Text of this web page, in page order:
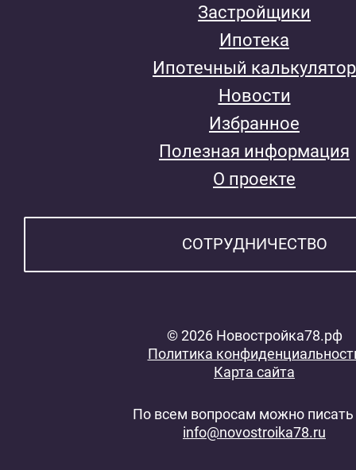
Застройщики
Ипотека
Ипотечный калькулятор
Новости
Избранное
Полезная информация
О проекте
СОТРУДНИЧЕСТВО
© 2026 Новостройка78.рф
Политика
Карта сайта
По всем вопросам можно писать
info@novostroika78.ru